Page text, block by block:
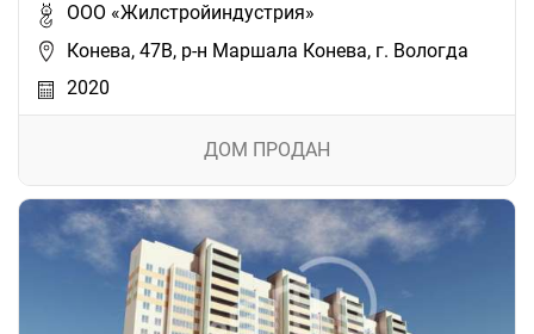
ООО «Жилстройиндустрия»
Конева, 47В, р-н Маршала Конева, г. Вологда
2020
ДОМ ПРОДАН